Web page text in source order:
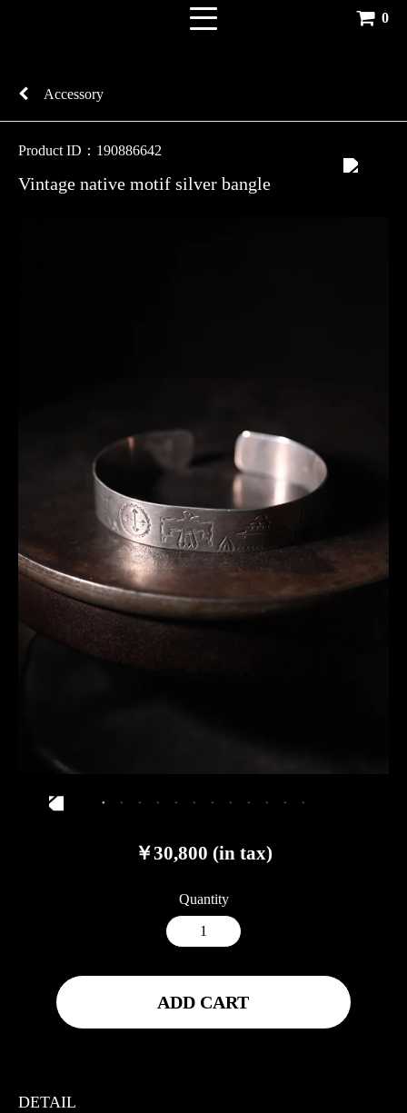
0
Accessory
Product ID：190886642
Vintage native motif silver bangle
￥30,800 (in tax)
Quantity
ADD CART
DETAIL